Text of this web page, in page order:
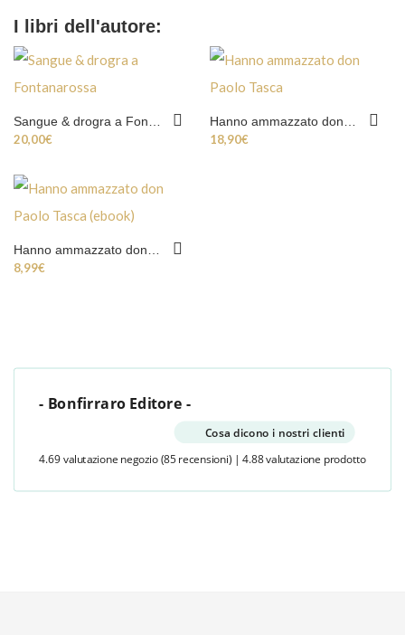
I libri dell'autore:
20,00€
18,90€
8,99€
- Bonfirraro Editore -
Cosa dicono i nostri clienti
4.69 valutazione negozio (85 recensioni) | 4.88 valutazione prodotto